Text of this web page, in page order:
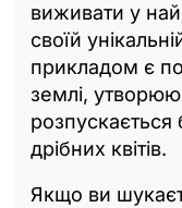
виживати у
своїй
прикладом є
землі,
розпускається
дрібних квітів.
Якщо ви